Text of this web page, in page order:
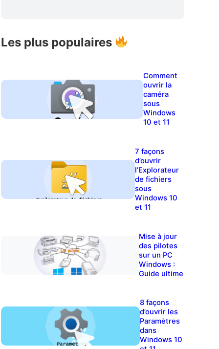
Les plus populaires
Comment
ouvrir la
caméra
sous
Windows
10 et 11
7 façons
d’ouvrir
l’Explorateur
de fichiers
sous
Windows 10
et 11
Mise à jour
des pilotes
sur un PC
Windows :
Guide ultime
8 façons
d’ouvrir les
Paramètres
dans
Windows 10